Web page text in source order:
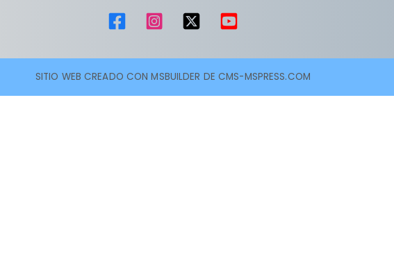
SITIO WEB CREADO CON MSBUILDER DE CMS-MSPRESS.COM